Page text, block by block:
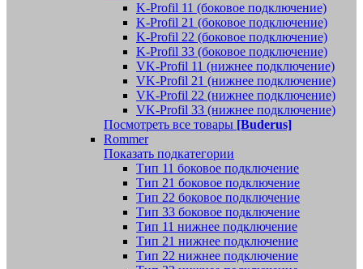
K-Profil 11 (боковое подключение)
K-Profil 21 (боковое подключение)
K-Profil 22 (боковое подключение)
K-Profil 33 (боковое подключение)
VK-Profil 11 (нижнее подключение)
VK-Profil 21 (нижнее подключение)
VK-Profil 22 (нижнее подключение)
VK-Profil 33 (нижнее подключение)
Посмотреть все товары [Buderus]
Rommer
Показать подкатегории
Тип 11 боковое подключение
Тип 21 боковое подключение
Тип 22 боковое подключение
Тип 33 боковое подключение
Тип 11 нижнее подключение
Тип 21 нижнее подключение
Тип 22 нижнее подключение